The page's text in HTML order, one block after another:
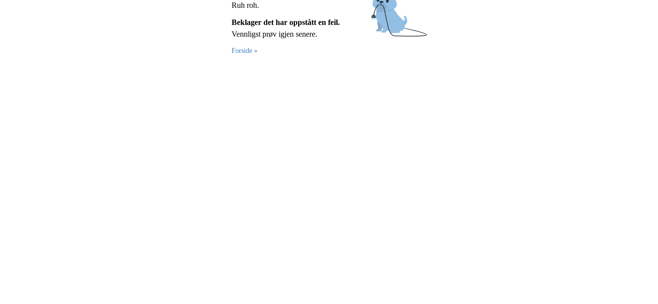
Ruh roh.
Beklager det har oppstått en feil.
Vennligst prøv igjen senere.
Forside »